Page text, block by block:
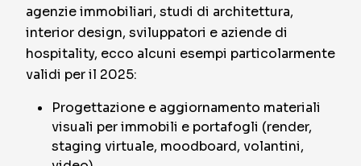
agenzie immobiliari, studi di architettura,
interior design, sviluppatori e aziende di
hospitality, ecco alcuni esempi particolarmente
validi per il 2025:
Progettazione e aggiornamento materiali
visuali per immobili e portafogli (render,
staging virtuale, moodboard, volantini,